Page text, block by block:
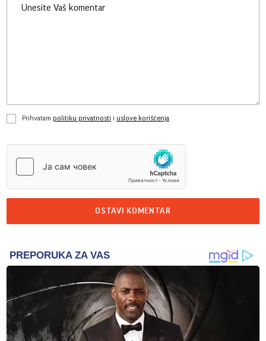
Prihvatam politiku privatnosti i uslove korišćenja
OSTAVI KOMENTAR